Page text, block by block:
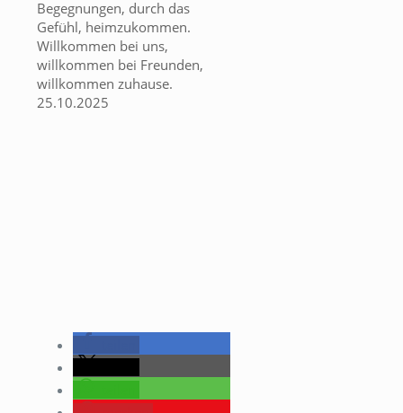
Begegnungen, durch das
Gefühl, heimzukommen.
Willkommen bei uns,
willkommen bei Freunden,
willkommen zuhause.
25.10.2025